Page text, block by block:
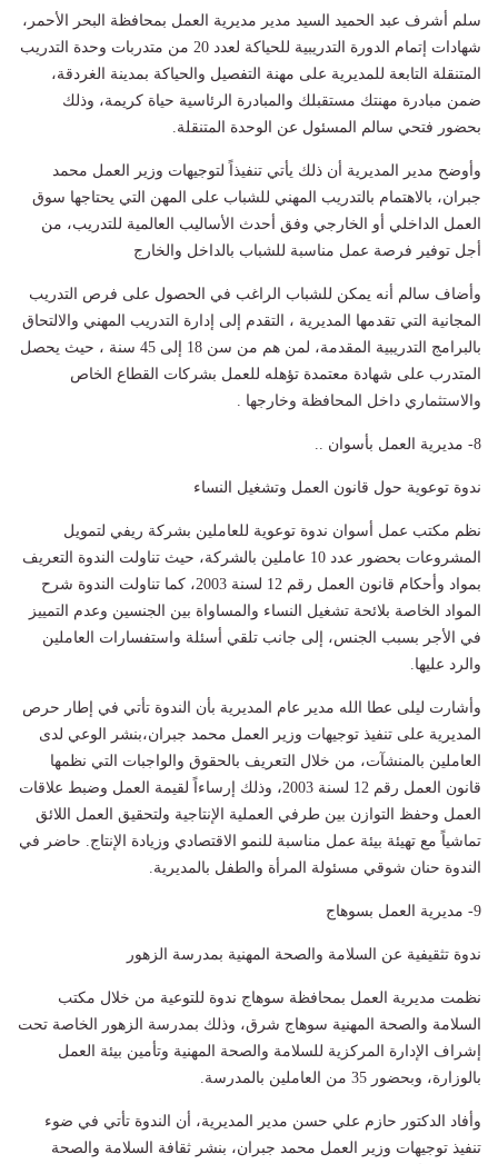
سلم أشرف عبد الحميد السيد مدير مديرية العمل بمحافظة البحر الأحمر،
شهادات إتمام الدورة التدريبية للحياكة لعدد 20 من متدربات وحدة التدريب
المتنقلة التابعة للمديرية على مهنة التفصيل والحياكة بمدينة الغردقة،
ضمن مبادرة مهنتك مستقبلك والمبادرة الرئاسية حياة كريمة، وذلك
بحضور فتحي سالم المسئول عن الوحدة المتنقلة.
وأوضح مدير المديرية أن ذلك يأتي تنفيذاً لتوجيهات وزير العمل محمد
جبران، بالاهتمام بالتدريب المهني للشباب على المهن التي يحتاجها سوق
العمل الداخلي أو الخارجي وفق أحدث الأساليب العالمية للتدريب، من
أجل توفير فرصة عمل مناسبة للشباب بالداخل والخارج
وأضاف سالم أنه يمكن للشباب الراغب في الحصول على فرص التدريب
المجانية التي تقدمها المديرية ، التقدم إلى إدارة التدريب المهني والالتحاق
بالبرامج التدريبية المقدمة، لمن هم من سن 18 إلى 45 سنة ، حيث يحصل
المتدرب على شهادة معتمدة تؤهله للعمل بشركات القطاع الخاص
والاستثماري داخل المحافظة وخارجها .
8- مديرية العمل بأسوان ..
ندوة توعوية حول قانون العمل وتشغيل النساء
نظم مكتب عمل أسوان ندوة توعوية للعاملين بشركة ريفي لتمويل
المشروعات بحضور عدد 10 عاملين بالشركة، حيث تناولت الندوة التعريف
بمواد وأحكام قانون العمل رقم 12 لسنة 2003، كما تناولت الندوة شرح
المواد الخاصة بلائحة تشغيل النساء والمساواة بين الجنسين وعدم التمييز
في الأجر بسبب الجنس، إلى جانب تلقي أسئلة واستفسارات العاملين
والرد عليها.
وأشارت ليلى عطا الله مدير عام المديرية بأن الندوة تأتي في إطار حرص
المديرية على تنفيذ توجيهات وزير العمل محمد جبران،بنشر الوعي لدى
العاملين بالمنشآت، من خلال التعريف بالحقوق والواجبات التي نظمها
قانون العمل رقم 12 لسنة 2003، وذلك إرساءاً لقيمة العمل وضبط علاقات
العمل وحفظ التوازن بين طرفي العملية الإنتاجية ولتحقيق العمل اللائق
تماشياً مع تهيئة بيئة عمل مناسبة للنمو الاقتصادي وزيادة الإنتاج. حاضر في
الندوة حنان شوقي مسئولة المرأة والطفل بالمديرية.
9- مديرية العمل بسوهاج
ندوة تثقيفية عن السلامة والصحة المهنية بمدرسة الزهور
نظمت مديرية العمل بمحافظة سوهاج ندوة للتوعية من خلال مكتب
السلامة والصحة المهنية سوهاج شرق، وذلك بمدرسة الزهور الخاصة تحت
إشراف الإدارة المركزية للسلامة والصحة المهنية وتأمين بيئة العمل
بالوزارة، وبحضور 35 من العاملين بالمدرسة.
وأفاد الدكتور حازم علي حسن مدير المديرية، أن الندوة تأتي في ضوء
تنفيذ توجيهات وزير العمل محمد جبران، بنشر ثقافة السلامة والصحة